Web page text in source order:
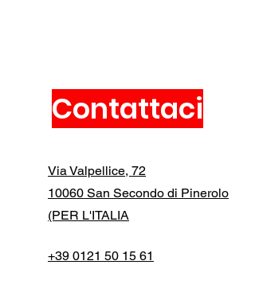
Contattaci
Via Valpellice, 72
10060 San Secondo di Pinerolo
(PER L'ITALIA
+39 0121 50 15 61